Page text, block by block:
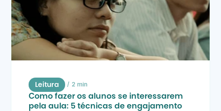
Leitura / 2 min
Como fazer os alunos se interessarem
pela aula: 5 técnicas de engajamento